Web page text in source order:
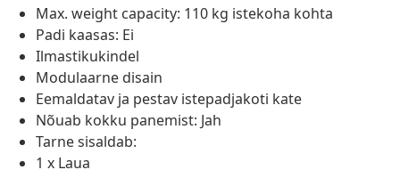
Max. weight capacity: 110 kg istekoha kohta
Padi kaasas: Ei
Ilmastikukindel
Modulaarne disain
Eemaldatav ja pestav istepadjakoti kate
Nõuab kokku panemist: Jah
Tarne sisaldab:
1 x Laua